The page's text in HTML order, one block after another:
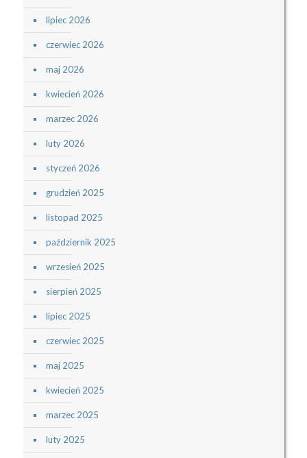
lipiec 2026
czerwiec 2026
maj 2026
kwiecień 2026
marzec 2026
luty 2026
styczeń 2026
grudzień 2025
listopad 2025
październik 2025
wrzesień 2025
sierpień 2025
lipiec 2025
czerwiec 2025
maj 2025
kwiecień 2025
marzec 2025
luty 2025